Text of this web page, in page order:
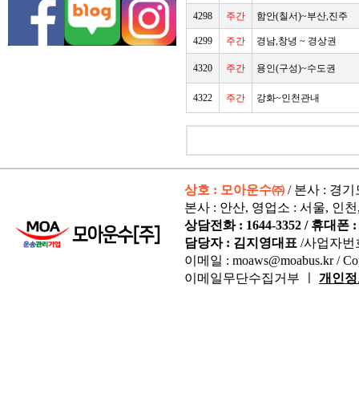
4298 주간 함안(칠서)~부산,진주
4299 주간 경남,창녕 ~ 경상권
4320 주간 용인(구성)~수도권
4322 주간 강화~인천관내
상호 : 모아운수㈜ / 본사 : 경기
본사 : 안산, 영업소 : 서울, 인
상담전화 : 1644-3352 / 휴대폰
담당자 : 김지영대표 /사업자번
이메일 : moaws@moabus.kr /
이메일무단수집거부 ㅣ 개인